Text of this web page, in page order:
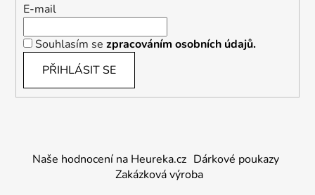
E-mail
Souhlasím se zpracováním osobních údajů.
PŘIHLÁSIT SE
Naše hodnocení na Heureka.cz Dárkové poukazy
Zakázková výroba